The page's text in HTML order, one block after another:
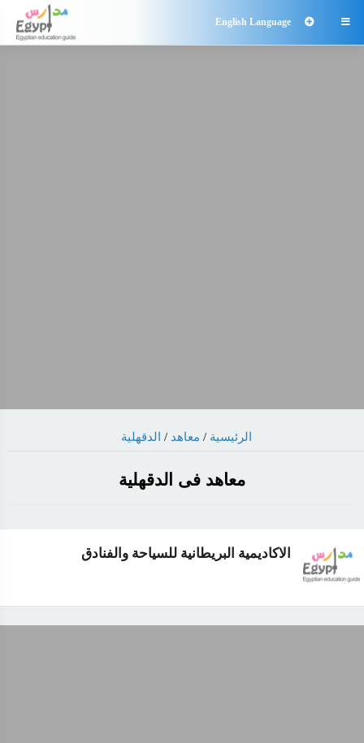

English Language
الرئيسية / معاهد / الدقهلية
معاهد فى الدقهلية
الاكاديمية البريطانية للسياحة والفنادق